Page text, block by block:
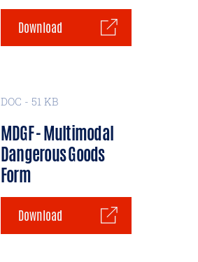
Download
DOC - 51 KB
MDGF - Multimodal
Dangerous Goods
Form
Download